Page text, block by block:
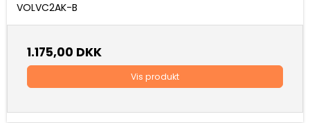
VOLVC2AK-B
1.175,00 DKK
Vis produkt